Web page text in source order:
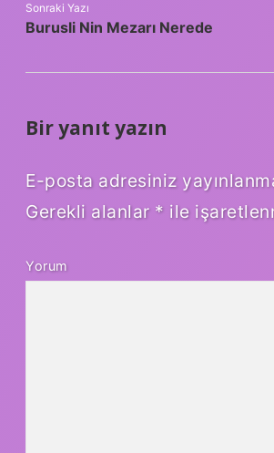
Sonraki Yazı
Burusli Nin Mezarı Nerede
Bir yanıt yazın
E-posta adresiniz
Gerekli alanlar * ile
Yorum